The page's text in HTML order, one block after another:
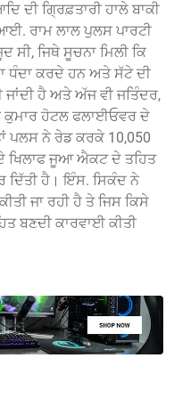
ਦੀ ਗਿ੍ਰਫ਼ਤਾਰੀ ਹਾਲੇ ਬਾਕੀ
ਰਾਮ ਲਾਲ ਪੁਲਸ ਪਾਰਟੀ
ਜਿਥੇ ਸੂਚਨਾ ਮਿਲੀ ਕਿ
ਧੰਦਾ ਕਰਦੇ ਹਨ ਅਤੇ ਸੱਟੇ ਦੀ
ਜਾਂਦੀ ਹੈ ਅਤੇ ਅੱਜ ਵੀ ਜਤਿੰਦਰ,
ਕੁਮਾਰ ਹੋਟਲ ਫਲਾਈਓਵਰ ਦੇ
ਪਲਸ ਨੇ ਰੇਡ ਕਰਕੇ 10,050
ਖਿਲਾਫ ਜੂਆ ਐਕਟ ਦੇ ਤਹਿਤ
ਹੈ। ਇੰਸ. ਸਿਕੰਦ ਨੇ
ਜਾ ਰਹੀ ਹੈ ਤੇ ਜਿਸ ਕਿਸੇ
ਬਣਦੀ ਕਾਰਵਾਈ ਕੀਤੀ